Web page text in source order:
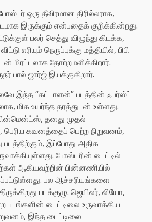
ஒரு தீவிரமான திரில்லராக,
இருக்கும் என்பதைக் குறிக்கின்றது.
பலர் செத்து விழுந்து கிடக்க,
எரியும் நெருப்புக்கு மத்தியில், பிபி
மிரட்டலாக தோற்றமளிக்கிறார்.
பால் ஜார்ஜ் இயக்குகிறார்.
இந்த “கட்டாளன்” படத்தின் ஃபர்ஸ்ட்
மிக உயர்ந்த தரத்துடன் உள்ளது.
தனது முதல்
பெரிய கவனத்தைப் பெற்ற நிறுவனம்,
இப்போது அதிக
போஸ்டரின் டைட்டில்
ஆகியவற்றின் பின்னணியில்
பல ஆச்சரியங்களை
படக்குழு. ஜெயிலர், லியோ,
படங்களின் டைட்டிலை உருவாக்கிய
இந்த டைட்டிலை